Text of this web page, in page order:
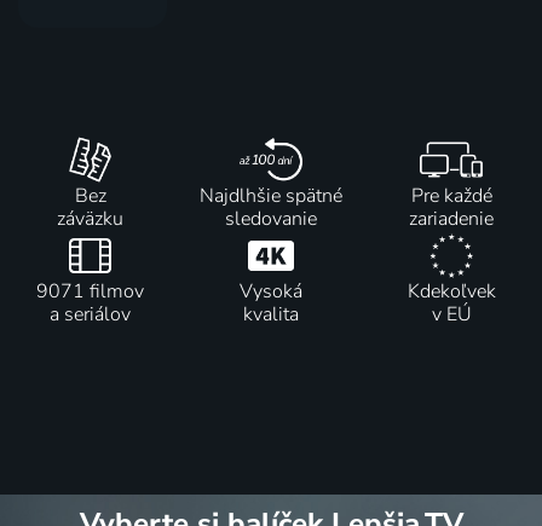
Bez
záväzku
Najdlhšie spätné
sledovanie
Pre každé
zariadenie
9071 filmov
a seriálov
Vysoká
kvalita
Kdekoľvek
v EÚ